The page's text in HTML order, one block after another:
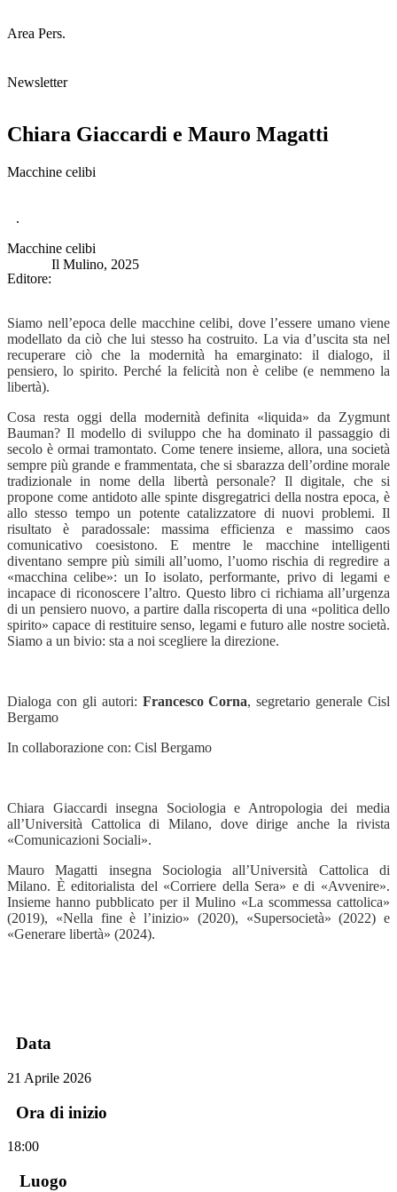
Area Pers.
Newsletter
Chiara Giaccardi e Mauro Magatti
Macchine celibi
.
Macchine celibi
Editore:
Il Mulino, 2025
Siamo nell’epoca delle macchine celibi, dove l’essere umano viene
modellato da ciò che lui stesso ha costruito. La via d’uscita sta nel
recuperare ciò che la modernità ha emarginato: il dialogo, il
pensiero, lo spirito. Perché la felicità non è celibe (e nemmeno la
libertà).
Cosa resta oggi della modernità definita «liquida» da Zygmunt
Bauman? Il modello di sviluppo che ha dominato il passaggio di
secolo è ormai tramontato. Come tenere insieme, allora, una società
sempre più grande e frammentata, che si sbarazza dell’ordine morale
tradizionale in nome della libertà personale? Il digitale, che si
propone come antidoto alle spinte disgregatrici della nostra epoca, è
allo stesso tempo un potente catalizzatore di nuovi problemi. Il
risultato è paradossale: massima efficienza e massimo caos
comunicativo coesistono. E mentre le macchine intelligenti
diventano sempre più simili all’uomo, l’uomo rischia di regredire a
«macchina celibe»: un Io isolato, performante, privo di legami e
incapace di riconoscere l’altro. Questo libro ci richiama all’urgenza
di un pensiero nuovo, a partire dalla riscoperta di una «politica dello
spirito» capace di restituire senso, legami e futuro alle nostre società.
Siamo a un bivio: sta a noi scegliere la direzione.
Dialoga con gli autori: Francesco Corna, segretario generale Cisl
Bergamo
In collaborazione con: Cisl Bergamo
Chiara Giaccardi insegna Sociologia e Antropologia dei media
all’Università Cattolica di Milano, dove dirige anche la rivista
«Comunicazioni Sociali».
Mauro Magatti insegna Sociologia all’Università Cattolica di
Milano. È editorialista del «Corriere della Sera» e di «Avvenire».
Insieme hanno pubblicato per il Mulino «La scommessa cattolica»
(2019), «Nella fine è l’inizio» (2020), «Supersocietà» (2022) e
«Generare libertà» (2024).
Data
21 Aprile 2026
Ora di inizio
18:00
Luogo